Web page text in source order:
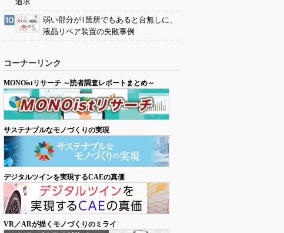
弱い部分が1箇所でもあると台無しに、
液晶リペア装置の失敗事例
コーナーリンク
MONOistリサーチ ～読者調査レポートまとめ～
サステナブルなモノづくりの実現
デジタルツインを実現するCAEの真価
VR／ARが描くモノづくりのミライ